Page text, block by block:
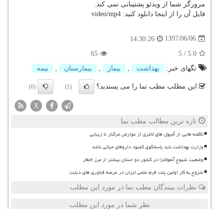
مرورگر شما از ویدئو پشتیبانی نمی كند.
فایل آن را از اینجا دانلود كنید: video/mp4
1397/06/06
14:30:26
5.0
/
5
65
تگهای خبر:
بهداشت بیمار بیمارستان بیمه
این مطلب مطب نما را می پسندید؟ (1)
(0)
X
تازه ترین مطالب مطب نما
ناگفته هایی از آمپول های لاغری از عوارض مرگبار تا زیبایی
وزارت بهداشت باید پاسخگوی کمبود داروهای حیاتی باشد
وضعیت شیوع آنفولانزا در کشور دو استان بیشتر از مرز اخطار
شروع به کار اولین پلت فرم علمی ایران در عرصه فناوری های دیابت
نظرات بینندگان مطب نما در مورد این مطلب
نظر شما در مورد این مطلب